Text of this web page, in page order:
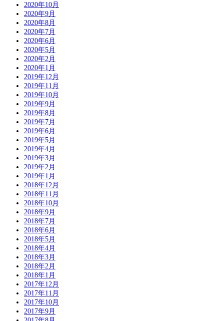
2020年10月
2020年9月
2020年8月
2020年7月
2020年6月
2020年5月
2020年2月
2020年1月
2019年12月
2019年11月
2019年10月
2019年9月
2019年8月
2019年7月
2019年6月
2019年5月
2019年4月
2019年3月
2019年2月
2019年1月
2018年12月
2018年11月
2018年10月
2018年9月
2018年7月
2018年6月
2018年5月
2018年4月
2018年3月
2018年2月
2018年1月
2017年12月
2017年11月
2017年10月
2017年9月